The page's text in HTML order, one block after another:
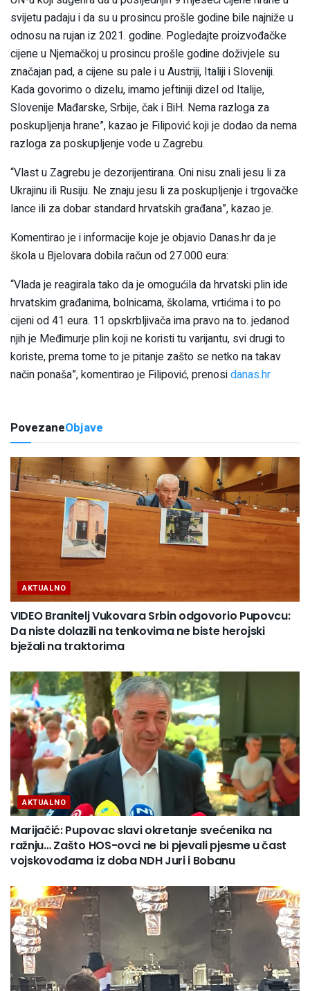
svijetu padaju i da su u prosincu prošle godine bile najniže u
odnosu na rujan iz 2021. godine. Pogledajte proizvođačke
cijene u Njemačkoj u prosincu prošle godine doživjele su
značajan pad, a cijene su pale i u Austriji, Italiji i Sloveniji.
Kada govorimo o dizelu, imamo jeftiniji dizel od Italije,
Slovenije Mađarske, Srbije, čak i BiH. Nema razloga za
poskupljenja hrane”, kazao je Filipović koji je dodao da nema
razloga za poskupljenje vode u Zagrebu.
“Vlast u Zagrebu je dezorijentirana. Oni nisu znali jesu li za
Ukrajinu ili Rusiju. Ne znaju jesu li za poskupljenje i trgovačke
lance ili za dobar standard hrvatskih građana”, kazao je.
Komentirao je i informacije koje je objavio Danas.hr da je
škola u Bjelovara dobila račun od 27.000 eura:
“Vlada je reagirala tako da je omogućila da hrvatski plin ide
hrvatskim građanima, bolnicama, školama, vrtićima i to po
cijeni od 41 eura. 11 opskrbljivača ima pravo na to. jedanod
njih je Međimurje plin koji ne koristi tu varijantu, svi drugi to
koriste, prema tome to je pitanje zašto se netko na takav
način ponaša”, komentirao je Filipović, prenosidanas.hr
PovezaneObjave
AKTUALNO
VIDEO Branitelj Vukovara Srbin odgovorio Pupovcu:
Da niste dolazili na tenkovima ne biste herojski
bježali na traktorima
AKTUALNO
Marijačić: Pupovac slavi okretanje svećenika na
ražnju… Zašto HOS-ovci ne bi pjevali pjesme u čast
vojskovođama iz doba NDH Juri i Bobanu